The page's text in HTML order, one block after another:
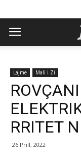
Lajme Mali i Zi
RRITET
26 Prill, 2022